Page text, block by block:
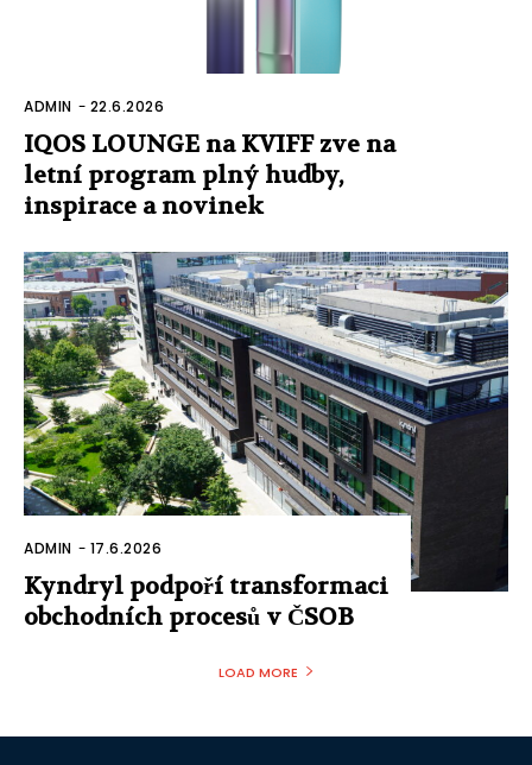
ADMIN - 22.6.2026
IQOS LOUNGE na KVIFF zve na
letní program plný hudby,
inspirace a novinek
ADMIN - 17.6.2026
Kyndryl podpoří transformaci
obchodních procesů v ČSOB
LOAD MORE